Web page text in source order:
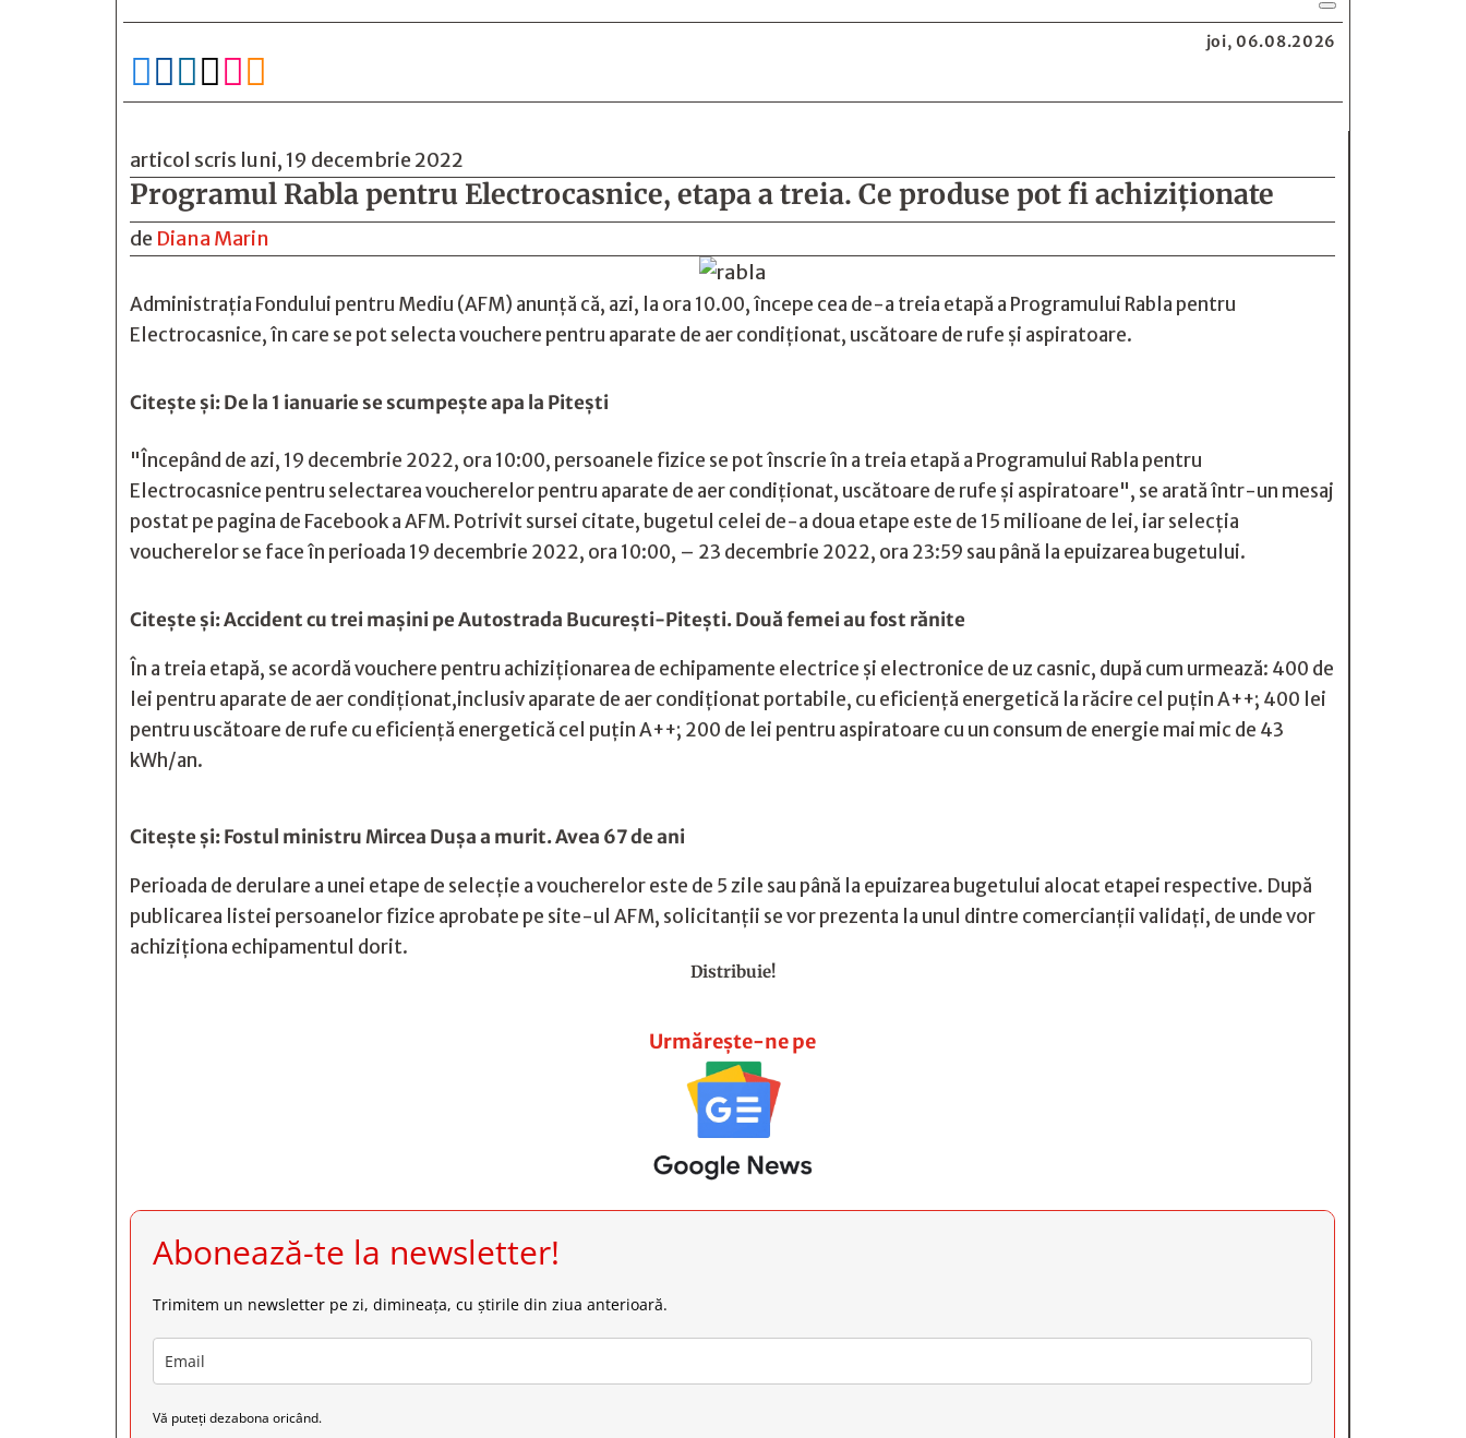
joi, 06.08.2026

articol scris luni, 19 decembrie 2022
Programul Rabla pentru Electrocasnice, etapa a treia. Ce produse pot fi achiziționate
de Diana Marin
Administraţia Fondului pentru Mediu (AFM) anunţă că, azi, la ora 10.00, începe cea de-a treia etapă a Programului Rabla pentru
Electrocasnice, în care se pot selecta vouchere pentru aparate de aer condiţionat, uscătoare de rufe şi aspiratoare.
Citește și:De la 1 ianuarie se scumpeşte apa la Piteşti
"Începând de azi, 19 decembrie 2022, ora 10:00, persoanele fizice se pot înscrie în a treia etapă a Programului Rabla pentru
Electrocasnice pentru selectarea voucherelor pentru aparate de aer condiționat, uscătoare de rufe și aspiratoare", se arată într-un mesaj
postat pe pagina de Facebook a AFM. Potrivit sursei citate, bugetul celei de-a doua etape este de 15 milioane de lei, iar selecția
voucherelor se face în perioada 19 decembrie 2022, ora 10:00, – 23 decembrie 2022, ora 23:59 sau până la epuizarea bugetului.
Citește și:Accident cu trei mașini pe Autostrada București-Pitești. Două femei au fost rănite
În a treia etapă, se acordă vouchere pentru achiziționarea de echipamente electrice şi electronice de uz casnic, după cum urmează: 400 de
lei pentru aparate de aer condiționat,inclusiv aparate de aer condiționat portabile, cu eficiență energetică la răcire cel puțin A++; 400 lei
pentru uscătoare de rufe cu eficiență energetică cel puțin A++; 200 de lei pentru aspiratoare cu un consum de energie mai mic de 43
kWh/an.
Citește și:Fostul ministru Mircea Dușa a murit. Avea 67 de ani
Perioada de derulare a unei etape de selecție a voucherelor este de 5 zile sau până la epuizarea bugetului alocat etapei respective. După
publicarea listei persoanelor fizice aprobate pe site-ul AFM, solicitanții se vor prezenta la unul dintre comercianții validați, de unde vor
achiziționa echipamentul dorit.
Distribuie!
Urmărește-ne pe
Abonează-te la newsletter!
Trimitem un newsletter pe zi, dimineața, cu știrile din ziua anterioară.
Vă puteți dezabona oricând.